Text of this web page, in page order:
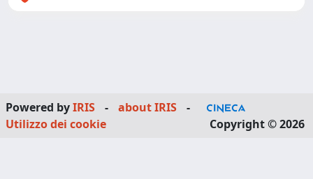
Powered byIRIS - about IRIS
-
Utilizzo dei cookie
Copyright © 2026